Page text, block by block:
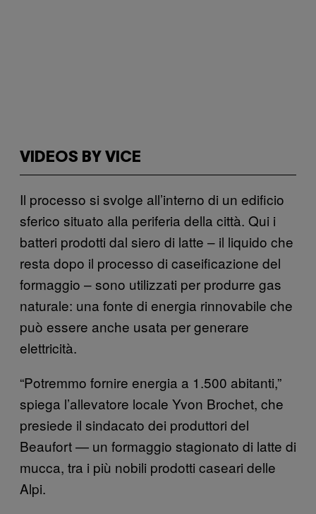
VIDEOS BY VICE
Il processo si svolge all’interno di un edificio
sferico situato alla periferia della città. Qui i
batteri prodotti dal siero di latte – il liquido che
resta dopo il processo di caseificazione del
formaggio – sono utilizzati per produrre gas
naturale: una fonte di energia rinnovabile che
può essere anche usata per generare
elettricità.
“Potremmo fornire energia a 1.500 abitanti,”
spiega l’allevatore locale Yvon Brochet, che
presiede il sindacato dei produttori del
Beaufort — un formaggio stagionato di latte di
mucca, tra i più nobili prodotti caseari delle
Alpi.